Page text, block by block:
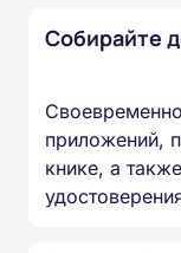
Собирайте
приложений,
книке, а